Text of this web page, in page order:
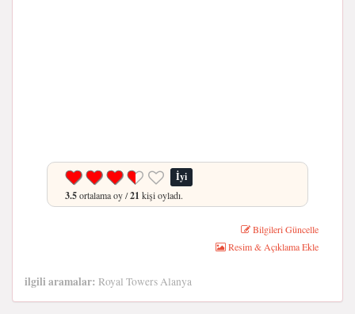
İyi
3.5ortalama oy /21 kişi oyladı.
Bilgileri Güncelle
Resim & Açıklama Ekle
ilgili aramalar: Royal Towers Alanya